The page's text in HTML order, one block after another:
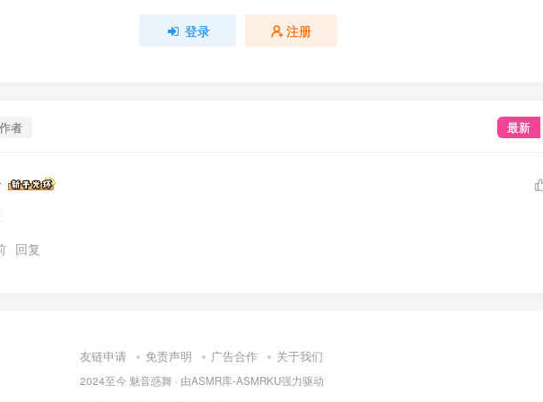
登录 注册
者 最新
回复
友链申请 免责声明 广告合作 关于我们
2024至今 魅音惑舞 · 由ASMR库-ASMRKU强力驱动